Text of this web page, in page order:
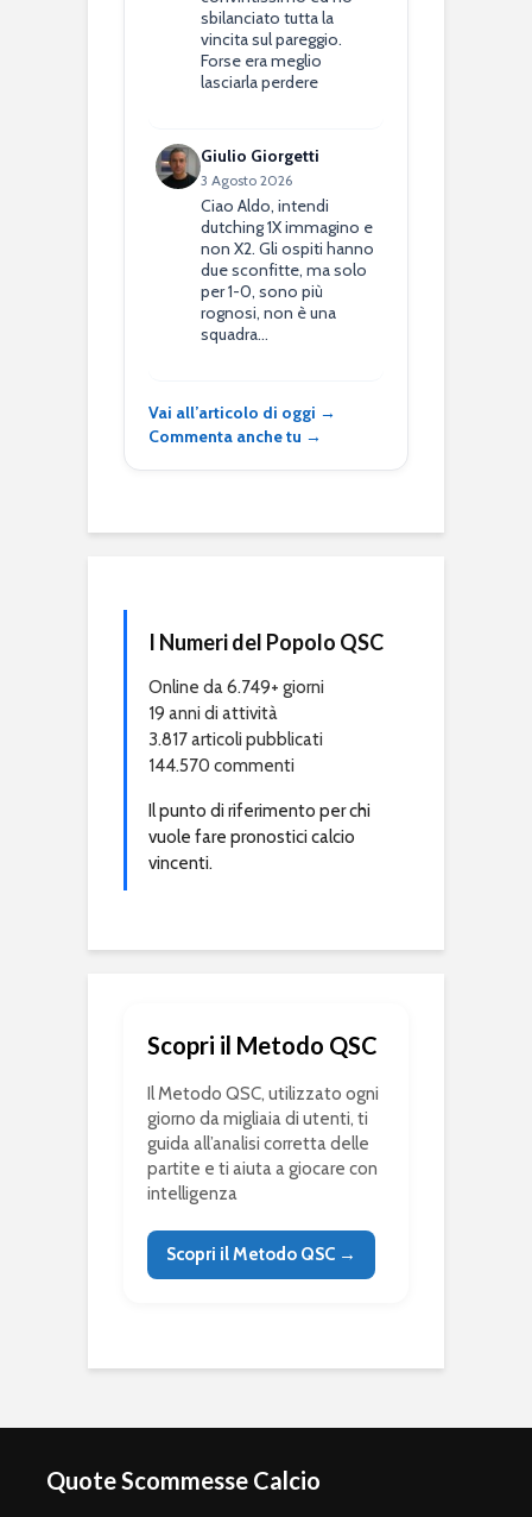
sbilanciato tutta la
vincita sul pareggio.
Forse era meglio
lasciarla perdere
Giulio Giorgetti
3 Agosto 2026
Ciao Aldo, intendi
dutching 1X immagino e
non X2. Gli ospiti hanno
due sconfitte, ma solo
per 1-0, sono più
rognosi, non è una
squadra…
Vai all’articolo di oggi →
Commenta anche tu →
I Numeri del Popolo QSC
Online da 6.749+ giorni
19 anni di attività
3.817 articoli pubblicati
144.570 commenti
Il punto di riferimento per chi
vuole fare pronostici calcio
vincenti.
Scopri il Metodo QSC
Il Metodo QSC, utilizzato ogni
giorno da migliaia di utenti, ti
guida all’analisi corretta delle
partite e ti aiuta a giocare con
intelligenza
Scopri il Metodo QSC →
Quote Scommesse Calcio